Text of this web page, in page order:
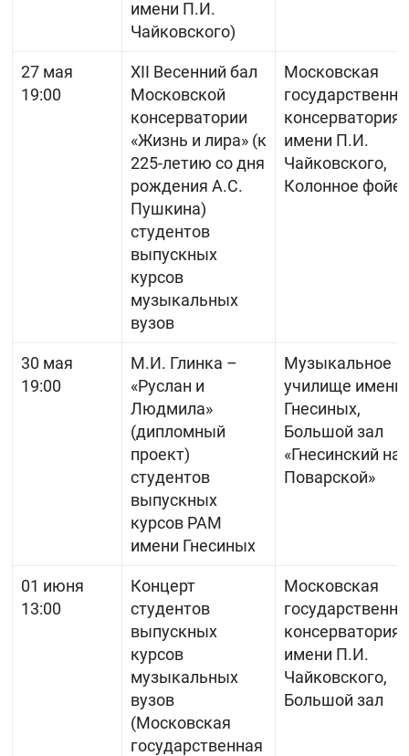
имени П.И.
Чайковского)
27 мая
19:00
XII Весенний бал
Московской
консерватории
«Жизнь и лира» (к
225-летию со дня
рождения А.С.
Пушкина)
студентов
выпускных
курсов
музыкальных
вузов
Московская
консерватория
имени П.И.
Чайковского,
Колонное фойе
30 мая
19:00
М.И. Глинка –
«Руслан и
Людмила»
(дипломный
проект)
студентов
выпускных
курсов РАМ
имени Гнесиных
Музыкальное
училище имени
Гнесиных,
Большой зал
«Гнесинский на
Поварской»
01 июня
13:00
Концерт
студентов
выпускных
курсов
музыкальных
вузов
(Московская
государственная
Московская
консерватория
имени П.И.
Чайковского,
Большой зал